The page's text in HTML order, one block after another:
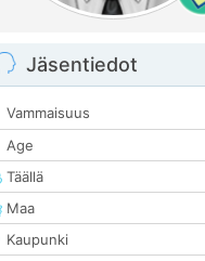
Jäsentiedot
Vammaisuus
Age
Täällä
Maa
Kaupunki